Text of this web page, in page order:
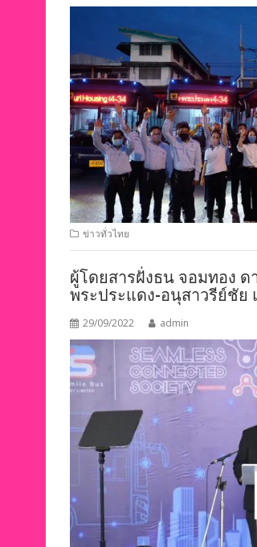
ข่าวทั่วไทย
ผู้โดยสารฝั่งธน จอมทอง ด
พระประแดง-อนุสาวรีย์ชัย
29/09/2022 admin